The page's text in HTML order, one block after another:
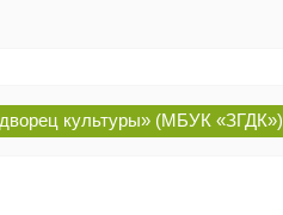
культуры» (МБУК «ЗГДК»)